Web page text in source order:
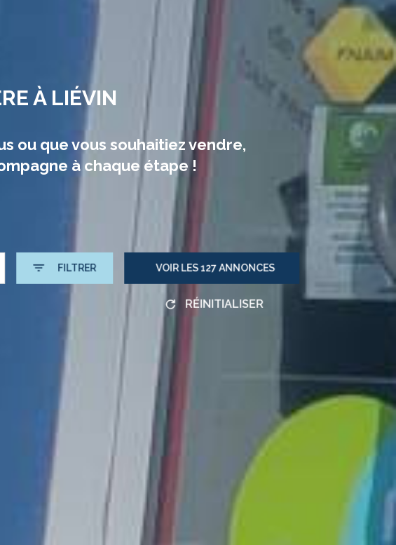
À LIÉVIN
ou que vous souhaitiez vendre,
à chaque étape !
FILTRER VOIR LES127ANNONCES
RÉINITIALISER